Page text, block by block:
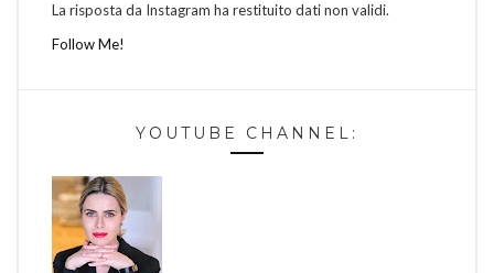
La risposta da Instagram ha restituito dati non validi.
Follow Me!
YOUTUBE CHANNEL: